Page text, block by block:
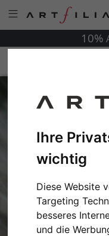
Ihre
wichtig
Diese Website
Targeting
besseres
und die
10%